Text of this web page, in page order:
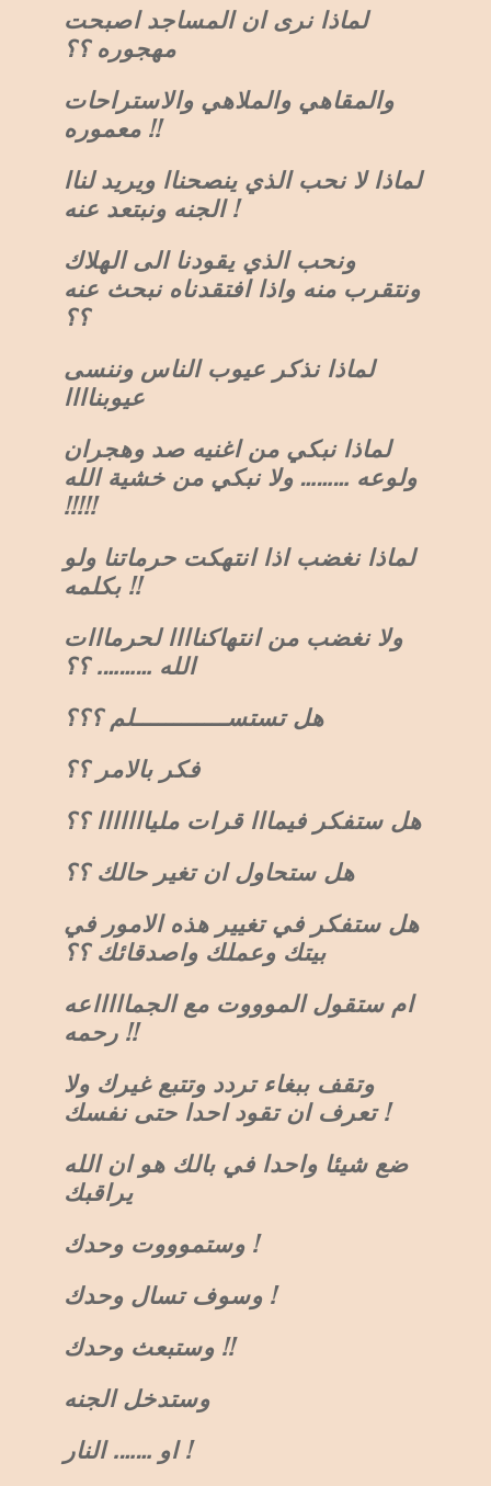
لماذا نرى ان المساجد اصبحت
مهجوره ؟؟
والمقاهي والملاهي والاستراحات
معموره !!
لماذا لا نحب الذي ينصحناا ويريد لناا
الجنه ونبتعد عنه !
ونحب الذي يقودنا الى الهلاك
ونتقرب منه واذا افتقدناه نبحث عنه
؟؟
لماذا نذكر عيوب الناس وننسى
عيوبناااا
لماذا نبكي من اغنيه صد وهجران
ولوعه ……… ولا نبكي من خشية الله
!!!!!
لماذا نغضب اذا انتهكت حرماتنا ولو
بكلمه !!
ولا نغضب من انتهاكناااا لحرمااات
الله ………. ؟؟
هل تستســــــــــــلم ؟؟؟
فكر بالامر ؟؟
هل ستفكر فيمااا قرات مليااااااا ؟؟
هل ستحاول ان تغير حالك ؟؟
هل ستفكر في تغيير هذه الامور في
بيتك وعملك واصدقائك ؟؟
ام ستقول الموووت مع الجماااااعه
رحمه !!
وتقف ببغاء تردد وتتبع غيرك ولا
تعرف ان تقود احدا حتى نفسك !
ضع شيئا واحدا في بالك هو ان الله
يراقبك
وستموووت وحدك !
وسوف تسال وحدك !
وستبعث وحدك !!
وستدخل الجنه
او ……. النار !